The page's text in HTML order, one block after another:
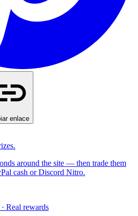
enlace
around the site — then trade them
cash or Discord Nitro.
Real rewards